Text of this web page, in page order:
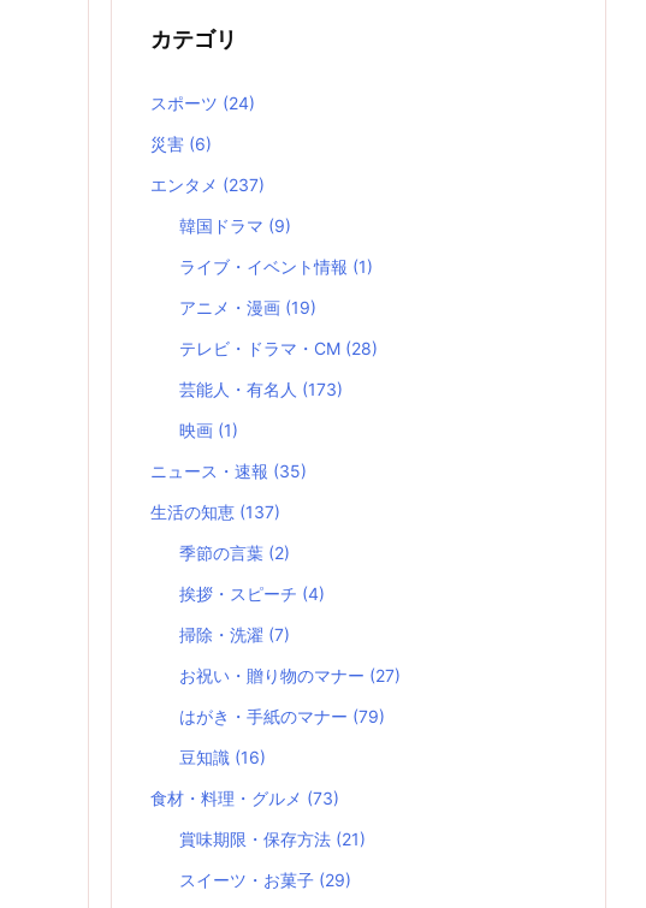
カテゴリ
スポーツ (24)
災害 (6)
エンタメ (237)
韓国ドラマ (9)
ライブ・イベント情報 (1)
アニメ・漫画 (19)
テレビ・ドラマ・CM (28)
芸能人・有名人 (173)
映画 (1)
ニュース・速報 (35)
生活の知恵 (137)
季節の言葉 (2)
挨拶・スピーチ (4)
掃除・洗濯 (7)
お祝い・贈り物のマナー (27)
はがき・手紙のマナー (79)
豆知識 (16)
食材・料理・グルメ (73)
賞味期限・保存方法 (21)
スイーツ・お菓子 (29)